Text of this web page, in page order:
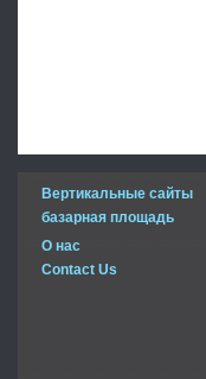
Вертикальные сайты
базарная площадь
О нас
Contact Us